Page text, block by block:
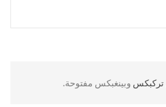
تركبكس وبينغبكس مفتوحة.